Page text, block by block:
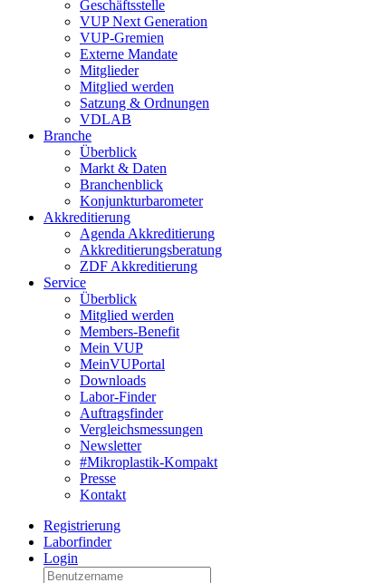
Geschäftsstelle
VUP Next Generation
VUP-Gremien
Externe Mandate
Mitglieder
Mitglied werden
Satzung & Ordnungen
VDLAB
Branche
Überblick
Markt & Daten
Branchenblick
Konjunkturbarometer
Akkreditierung
Agenda Akkreditierung
Akkreditierungsberatung
ZDF Akkreditierung
Service
Überblick
Mitglied werden
Members-Benefit
Mein VUP
MeinVUPortal
Downloads
Labor-Finder
Auftragsfinder
Vergleichsmessungen
Newsletter
#Mikroplastik-Kompakt
Presse
Kontakt
Registrierung
Laborfinder
Login